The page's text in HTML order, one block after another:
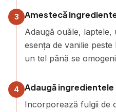
3 Amestecă
Adaugă ouăle, laptele,
esența de vanilie
un tel până se
4 Adaugă
Incorporează fulgii de